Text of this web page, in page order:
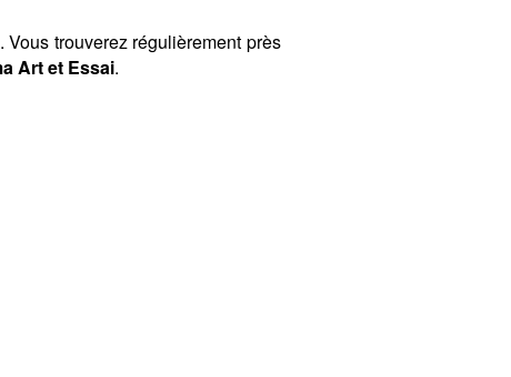
trouverez régulièrement près
Art et Essai.